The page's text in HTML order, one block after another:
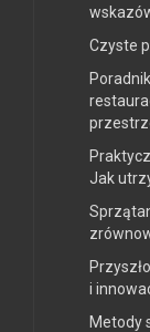
Czyste
Jak
i
Metody